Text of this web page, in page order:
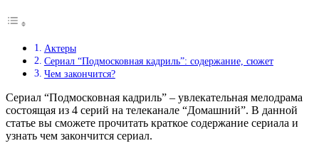
Актеры
Сериал “Подмосковная кадриль”: содержание, сюжет
Чем закончится?
Сериал “Подмосковная кадриль” – увлекательная мелодрама
состоящая из 4 серий на телеканале “Домашний”. В данной
статье вы сможете прочитать краткое содержание сериала и
узнать чем закончится сериал.